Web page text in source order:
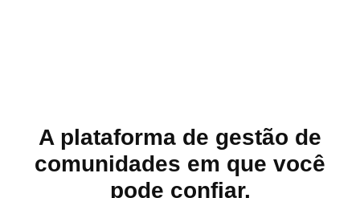
A plataforma de gestão de
comunidades em que você
pode confiar.